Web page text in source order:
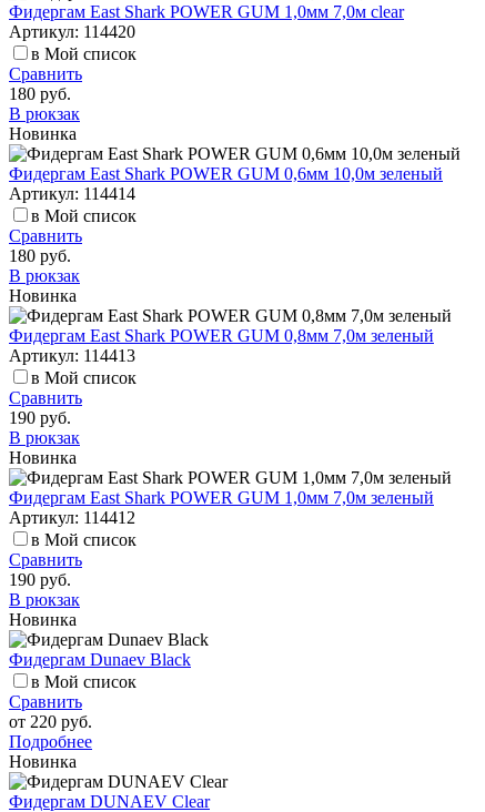
Фидергам East Shark POWER GUM 1,0мм 7,0м clear
Артикул: 114420
в Мой список
Сравнить
180 руб.
В рюкзак
Новинка
Фидергам East Shark POWER GUM 0,6мм 10,0м зеленый
Артикул: 114414
в Мой список
Сравнить
180 руб.
В рюкзак
Новинка
Фидергам East Shark POWER GUM 0,8мм 7,0м зеленый
Артикул: 114413
в Мой список
Сравнить
190 руб.
В рюкзак
Новинка
Фидергам East Shark POWER GUM 1,0мм 7,0м зеленый
Артикул: 114412
в Мой список
Сравнить
190 руб.
В рюкзак
Новинка
Фидергам Dunaev Black
в Мой список
Сравнить
от 220 руб.
Подробнее
Новинка
Фидергам DUNAEV Clear